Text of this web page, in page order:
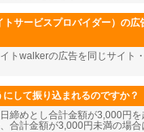
サービスプロバイダー）の
トwalkerの広告を同じサイト
にして振り込まれるのですか？
締めとし合計金額が3,000円
合計金額が3,000円未満の場